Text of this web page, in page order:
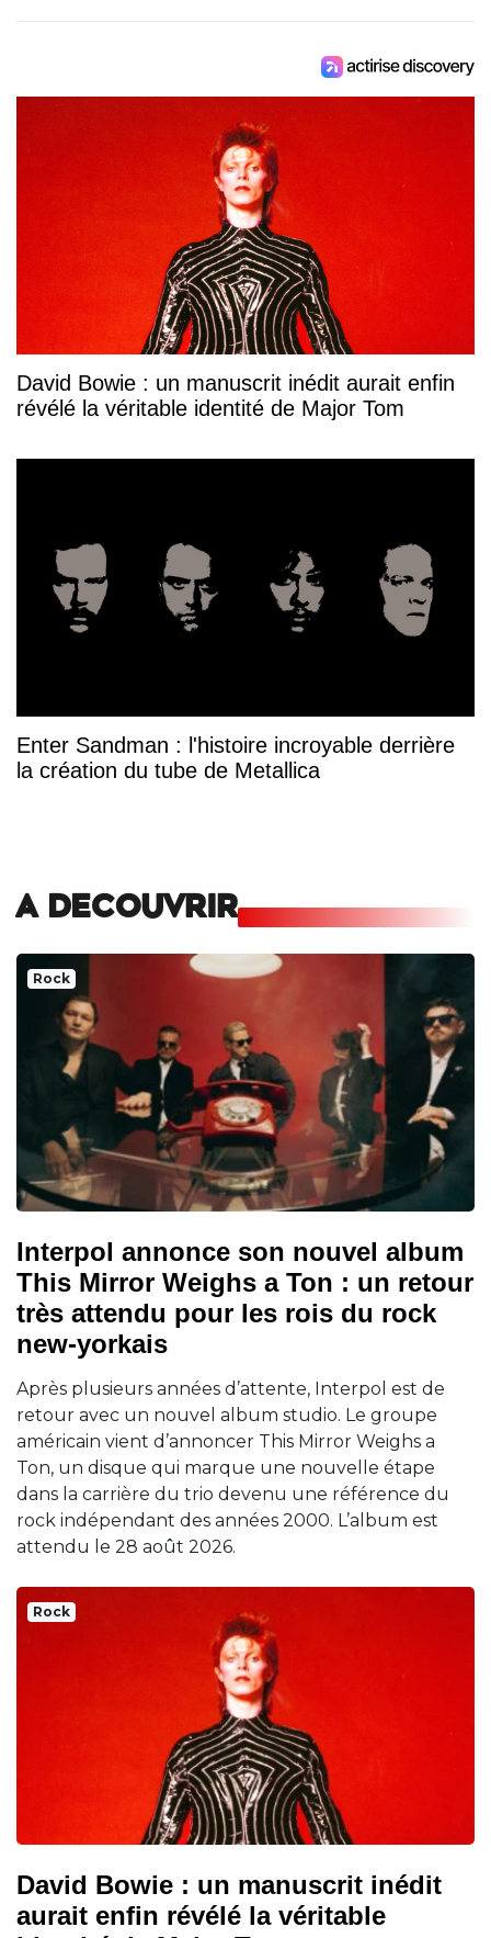
David Bowie : un manuscrit inédit aurait enfin
révélé la véritable identité de Major Tom
Enter Sandman : l'histoire incroyable derrière
la création du tube de Metallica
A DECOUVRIR
Rock
Interpol annonce son nouvel album
This Mirror Weighs a Ton : un retour
très attendu pour les rois du rock
new-yorkais
Après plusieurs années d’attente, Interpol est de
retour avec un nouvel album studio. Le groupe
américain vient d’annoncer This Mirror Weighs a
Ton, un disque qui marque une nouvelle étape
dans la carrière du trio devenu une référence du
rock indépendant des années 2000. L’album est
attendu le 28 août 2026.
Rock
David Bowie : un manuscrit inédit
aurait enfin révélé la véritable